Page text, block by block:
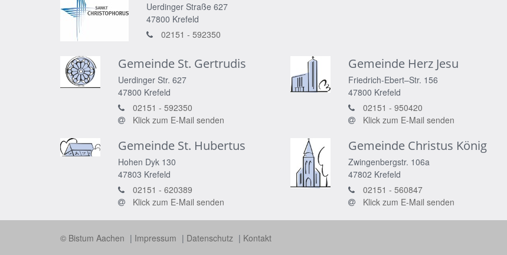
Uerdinger Straße 627
47800 Krefeld
02151 - 592350
Gemeinde St. Gertrudis
Uerdinger Str. 627
47800 Krefeld
02151 - 592350
Klick zum E-Mail senden
Gemeinde Herz Jesu
Friedrich-Ebert–Str. 156
47800 Krefeld
02151 - 950420
Klick zum E-Mail senden
Gemeinde St. Hubertus
Hohen Dyk 130
47803 Krefeld
02151 - 620389
Klick zum E-Mail senden
Gemeinde Christus König
Zwingenbergstr. 106a
47802 Krefeld
02151 - 560847
Klick zum E-Mail senden
© Bistum Aachen Impressum Datenschutz Kontakt